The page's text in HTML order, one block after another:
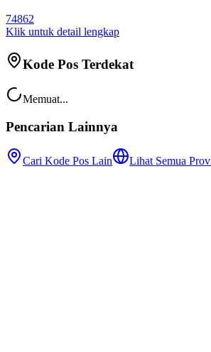
74862
Klik untuk detail lengkap
Kode Pos Terdekat
Memuat...
Pencarian Lainnya
Cari Kode Pos Lain Lihat Semua